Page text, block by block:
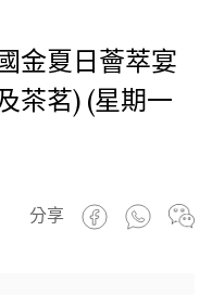
金夏日薈萃宴
茶茗) (星期一
分享